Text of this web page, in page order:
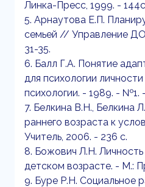
Линка-Пресс, 1999. -
5. Арнаутова Е.П.
семьей // Управление
31-35.
6. Балл Г.А. Понятие
для психологии
психологии. - 1989. - №1.
7. Белкина В.Н., Белкина
раннего возраста к
Учитель, 2006. - 236 с.
8. Божович Л.Н.
детском возрасте. - М.:
9. Буре Р.Н. Социальное